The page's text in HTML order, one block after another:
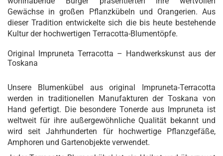
Gewächse in großen Pflanzkübeln und Orangerien. Aus
dieser Tradition entwickelte sich die bis heute bestehende
Kultur der hochwertigen Terracotta-Blumentöpfe.
Original Impruneta Terracotta – Handwerkskunst aus der
Toskana
Unsere Blumenkübel aus original Impruneta-Terracotta
werden in traditionellen Manufakturen der Toskana von
Hand gefertigt. Die besondere Tonerde aus Impruneta ist
weltweit für ihre außergewöhnliche Qualität bekannt und
wird seit Jahrhunderten für hochwertige Pflanzgefäße,
Amphoren und Gartenobjekte verwendet.